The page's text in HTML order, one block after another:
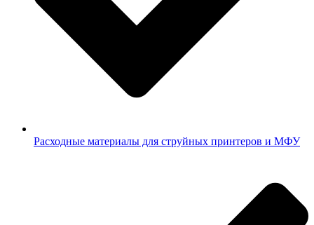
Расходные материалы для струйных принтеров и МФУ